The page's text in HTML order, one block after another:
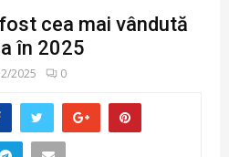
cea mai vândută
în 2025
2025 0